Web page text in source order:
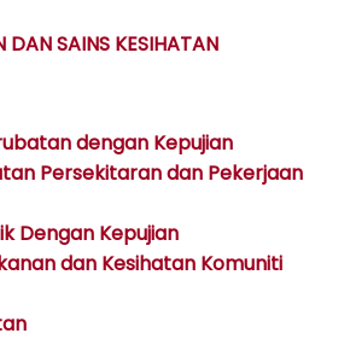
DAN SAINS KESIHATAN
dengan Kepujian
Persekitaran dan Pekerjaan
Dengan Kepujian
dan Kesihatan Komuniti